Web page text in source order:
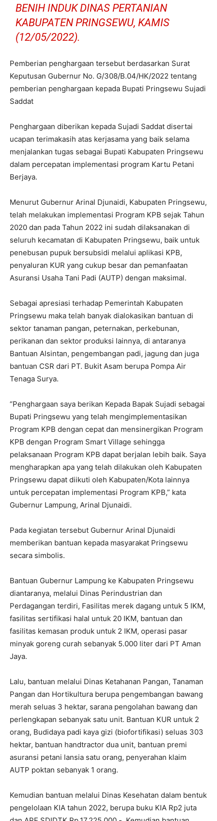
BENIH INDUK DINAS PERTANIAN
KABUPATEN PRINGSEWU, KAMIS
(12/05/2022).
Pemberian penghargaan tersebut berdasarkan Surat
Keputusan Gubernur No. G/308/B.04/HK/2022 tentang
pemberian penghargaan kepada Bupati Pringsewu Sujadi
Saddat
Penghargaan diberikan kepada Sujadi Saddat disertai
ucapan terimakasih atas kerjasama yang baik selama
menjalankan tugas sebagai Bupati Kabupaten Pringsewu
dalam percepatan implementasi program Kartu Petani
Berjaya.
Menurut Gubernur Arinal Djunaidi, Kabupaten Pringsewu,
telah melakukan implementasi Program KPB sejak Tahun
2020 dan pada Tahun 2022 ini sudah dilaksanakan di
seluruh kecamatan di Kabupaten Pringsewu, baik untuk
penebusan pupuk bersubsidi melalui aplikasi KPB,
penyaluran KUR yang cukup besar dan pemanfaatan
Asuransi Usaha Tani Padi (AUTP) dengan maksimal.
Sebagai apresiasi terhadap Pemerintah Kabupaten
Pringsewu maka telah banyak dialokasikan bantuan di
sektor tanaman pangan, peternakan, perkebunan,
perikanan dan sektor produksi lainnya, di antaranya
Bantuan Alsintan, pengembangan padi, jagung dan juga
bantuan CSR dari PT. Bukit Asam berupa Pompa Air
Tenaga Surya.
“Penghargaan saya berikan Kepada Bapak Sujadi sebagai
Bupati Pringsewu yang telah mengimplementasikan
Program KPB dengan cepat dan mensinergikan Program
KPB dengan Program Smart Village sehingga
pelaksanaan Program KPB dapat berjalan lebih baik. Saya
mengharapkan apa yang telah dilakukan oleh Kabupaten
Pringsewu dapat diikuti oleh Kabupaten/Kota lainnya
untuk percepatan implementasi Program KPB,” kata
Gubernur Lampung, Arinal Djunaidi.
Pada kegiatan tersebut Gubernur Arinal Djunaidi
memberikan bantuan kepada masyarakat Pringsewu
secara simbolis.
Bantuan Gubernur Lampung ke Kabupaten Pringsewu
diantaranya, melalui Dinas Perindustrian dan
Perdagangan terdiri, Fasilitas merek dagang untuk 5 IKM,
fasilitas sertifikasi halal untuk 20 IKM, bantuan dan
fasilitas kemasan produk untuk 2 IKM, operasi pasar
minyak goreng curah sebanyak 5.000 liter dari PT Aman
Jaya.
Lalu, bantuan melalui Dinas Ketahanan Pangan, Tanaman
Pangan dan Hortikultura berupa pengembangan bawang
merah seluas 3 hektar, sarana pengolahan bawang dan
perlengkapan sebanyak satu unit. Bantuan KUR untuk 2
orang, Budidaya padi kaya gizi (biofortifikasi) seluas 303
hektar, bantuan handtractor dua unit, bantuan premi
asuransi petani lansia satu orang, penyerahan klaim
AUTP poktan sebanyak 1 orang.
Kemudian bantuan melalui Dinas Kesehatan dalam bentuk
pengelolaan KIA tahun 2022, berupa buku KIA Rp2 juta